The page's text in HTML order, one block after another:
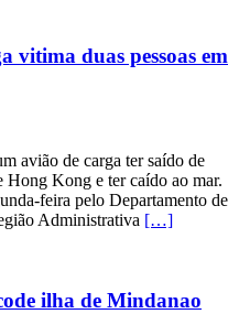
vitima duas pessoas em
avião de carga ter saído de
Kong e ter caído ao mar.
feira pelo Departamento de
Administrativa […]
ilha de Mindanao